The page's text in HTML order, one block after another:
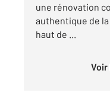
une rénovation
authentique de
haut de ...